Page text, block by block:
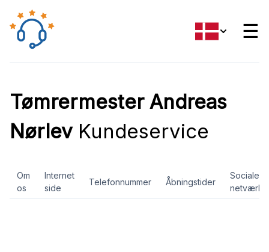
☰
Tømrermester Andreas
NørlevKundeservice
Om
os
Internet
side
Telefonnummer Åbningstider
Sociale
netværk